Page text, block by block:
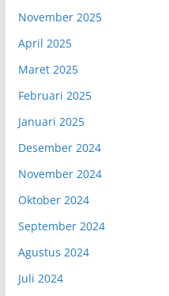
November 2025
April 2025
Maret 2025
Februari 2025
Januari 2025
Desember 2024
November 2024
Oktober 2024
September 2024
Agustus 2024
Juli 2024